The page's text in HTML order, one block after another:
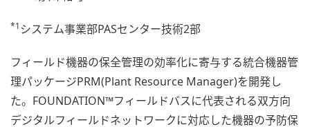
*1 システム事業部PASセンター技術2部
フィールド機器の保全管理の効率化に寄与する統合機器管
理パッケージPRM(Plant Resource Manager)を開発し
た。FOUNDATION™フィールドバスに代表される双方向
デジタルフィールドネットワークに対応した機器の予防保